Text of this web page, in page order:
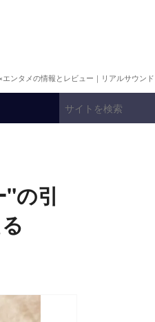
ンタメの情報とレビュー｜リアルサウン
の引